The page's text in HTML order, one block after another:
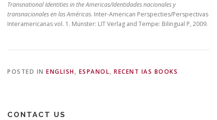
Transnational Identities in the Americas/Identidades nacionales y
transnacionales en las Américas. Inter-American Perspecties/Perspectivas
Interamericanas vol. 1. Münster: LIT Verlag and Tempe: Bilingual P, 2009.
POSTED IN ENGLISH, ESPANOL, RECENT IAS BOOKS
CONTACT US